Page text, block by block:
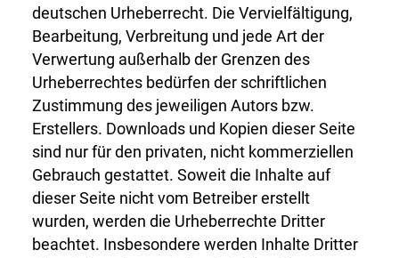
deutschen Urheberrecht. Die Vervielfältigung,
Bearbeitung, Verbreitung und jede Art der
Verwertung außerhalb der Grenzen des
Urheberrechtes bedürfen der schriftlichen
Zustimmung des jeweiligen Autors bzw.
Erstellers. Downloads und Kopien dieser Seite
sind nur für den privaten, nicht kommerziellen
Gebrauch gestattet. Soweit die Inhalte auf
dieser Seite nicht vom Betreiber erstellt
wurden, werden die Urheberrechte Dritter
beachtet. Insbesondere werden Inhalte Dritter